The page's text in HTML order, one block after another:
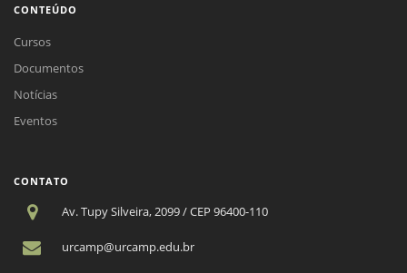
CONTEÚDO
Cursos
Documentos
Notícias
Eventos
CONTATO
Av. Tupy Silveira, 2099 / CEP 96400-110
urcamp@urcamp.edu.br